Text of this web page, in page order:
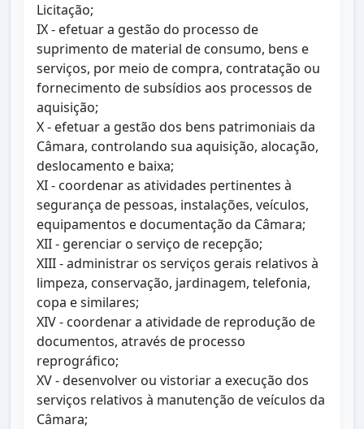
Licitação;
IX - efetuar a gestão do processo de
suprimento de material de consumo, bens e
serviços, por meio de compra, contratação ou
fornecimento de subsídios aos processos de
aquisição;
X - efetuar a gestão dos bens patrimoniais da
Câmara, controlando sua aquisição, alocação,
deslocamento e baixa;
XI - coordenar as atividades pertinentes à
segurança de pessoas, instalações, veículos,
equipamentos e documentação da Câmara;
XII - gerenciar o serviço de recepção;
XIII - administrar os serviços gerais relativos à
limpeza, conservação, jardinagem, telefonia,
copa e similares;
XIV - coordenar a atividade de reprodução de
documentos, através de processo
reprográfico;
XV - desenvolver ou vistoriar a execução dos
serviços relativos à manutenção de veículos da
Câmara;